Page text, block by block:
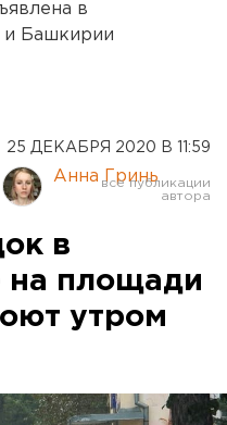
в
и Башкирии
25 ДЕКАБРЯ 2020 В 11:59
Анна Гринь
в
на площади
утром